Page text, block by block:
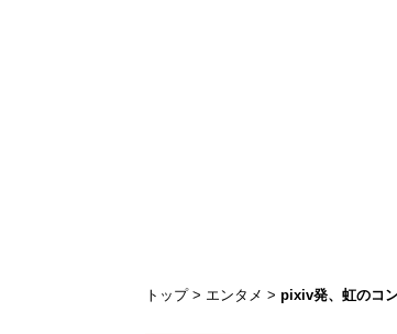
トップ エンタメ
pixiv発、虹のコ